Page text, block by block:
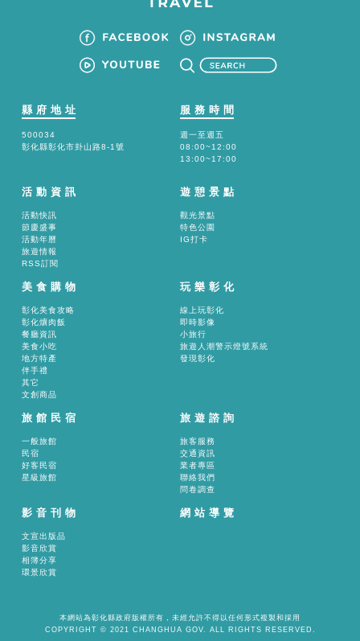
縣府地址
500034
彰化縣彰化市卦山路8-1號
服務時間
週一至週五
08:00~12:00
13:00~17:00
活動資訊
活動快訊
節慶盛事
活動年曆
旅遊情報
RSS訂閱
遊憩景點
觀光景點
特色公園
IG打卡
美食購物
彰化美食攻略
彰化爌肉飯
餐廳資訊
美食小吃
地方特產
伴手禮
其它
文創商品
玩樂彰化
線上玩彰化
即時影像
小旅行
旅遊人潮警示燈號系統
發現彰化
旅館民宿
一般旅館
民宿
好客民宿
星級旅館
旅遊諮詢
旅客服務
交通資訊
業者專區
聯絡我們
問卷調查
影音刊物
文宣出版品
影音欣賞
相簿分享
環景欣賞
網站導覽
本網站為彰化縣政府版權所有，未經允許不得以任何形式複製和採用
COPYRIGHT © 2021 CHANGHUA GOV. ALL RIGHTS RESERVED.